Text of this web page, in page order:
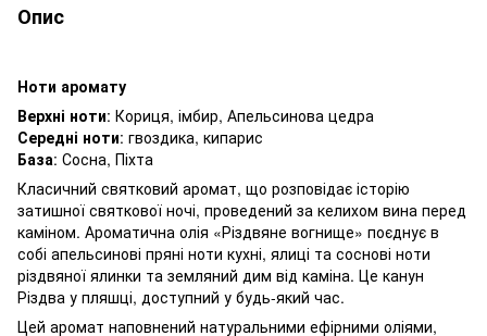
Опис
Ноти аромату
Верхні ноти: Кориця, імбир, Апельсинова цедра
Середні ноти: гвоздика, кипарис
База: Сосна, Піхта
Класичний святковий аромат, що розповідає історію
затишної святкової ночі, проведений за келихом вина перед
каміном. Ароматична олія «Різдвяне вогнище» поєднує в
собі апельсинові пряні ноти кухні, ялиці та соснові ноти
різдвяної ялинки та земляний дим від каміна. Це канун
Різдва у пляшці, доступний у будь-який час.
Цей аромат наповнений натуральними ефірними оліями,